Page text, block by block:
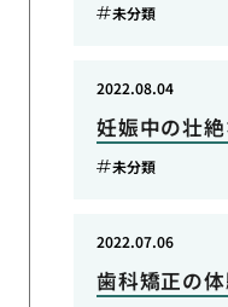
未分類
妊娠中の壮
2022.08.04
未分類
歯科矯正の
2022.07.06